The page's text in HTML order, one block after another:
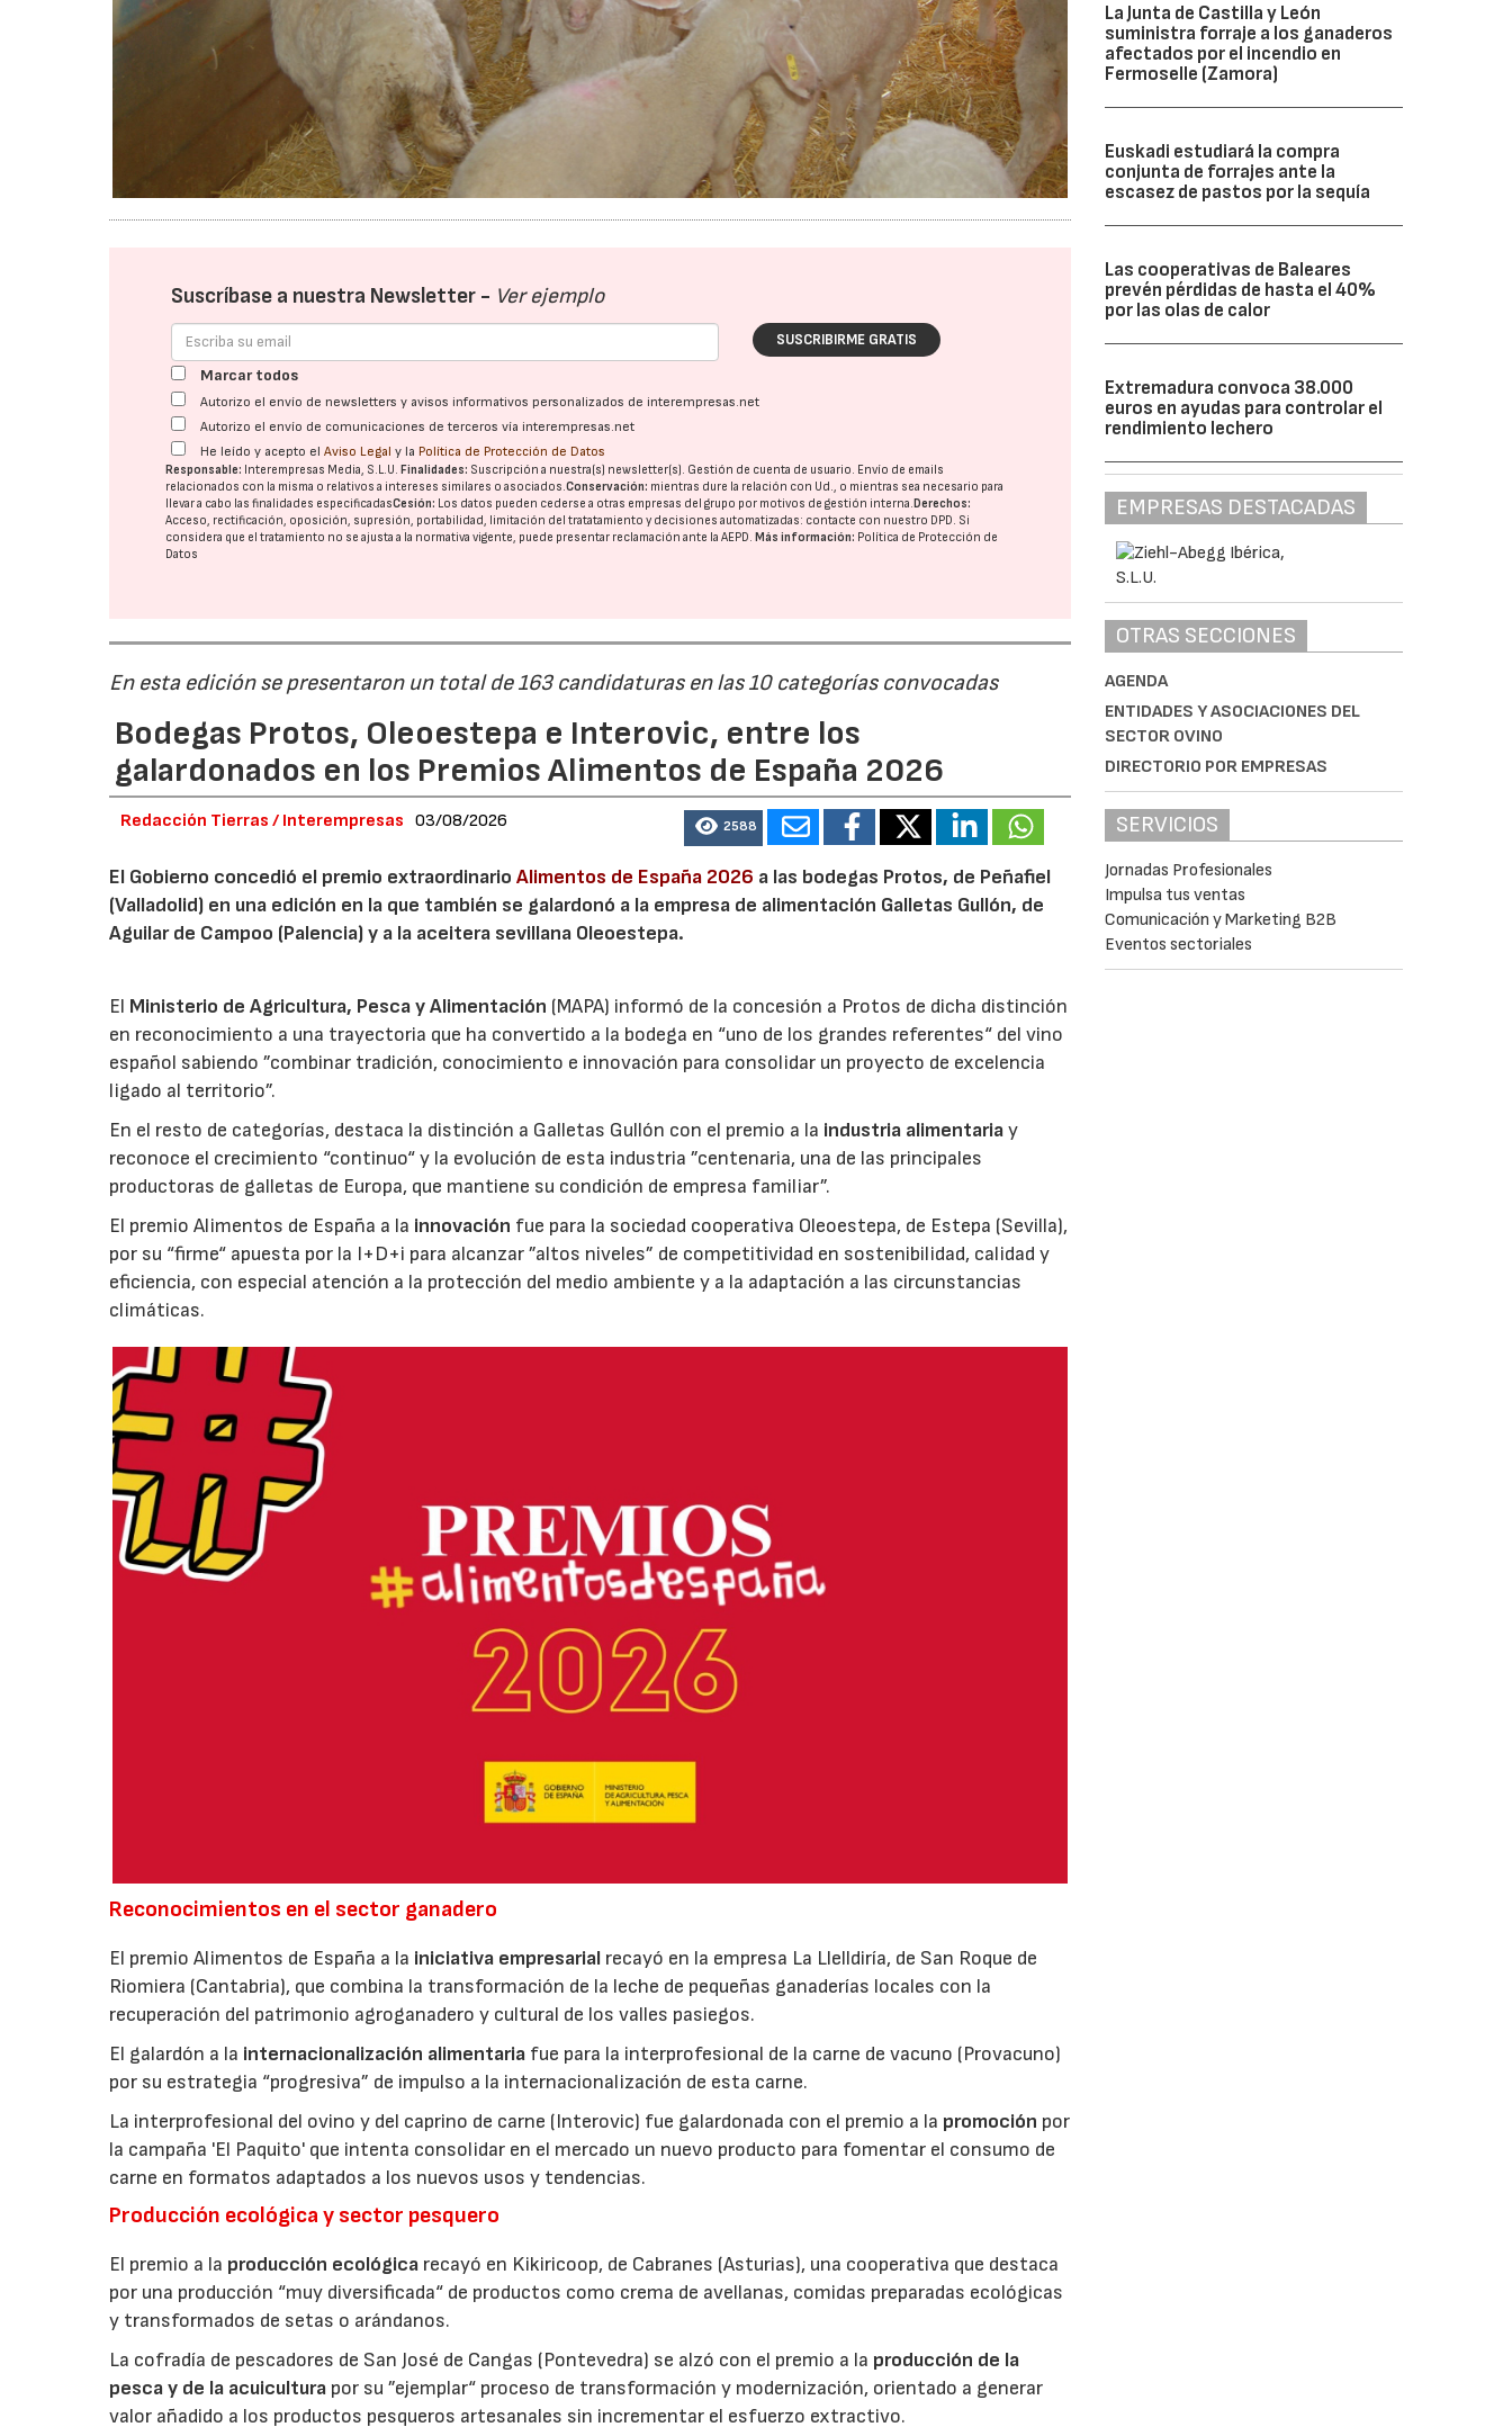
Suscríbase a nuestra Newsletter - Ver ejemplo
SUSCRIBIRME GRATIS
Marcar todos
Autorizo el envío de newsletters y avisos informativos personalizados de interempresas.net
Autorizo el envío de comunicaciones de terceros vía interempresas.net
He leído y acepto elAviso Legal y la Política de Protección de Datos
Responsable: Interempresas Media, S.L.U.Finalidades: Suscripción a nuestra(s) newsletter(s). Gestión de cuenta de usuario. Envío de emails
relacionados con la misma o relativos a intereses similares o asociados.Conservación: mientras dure la relación con Ud., o mientras sea necesario para
llevar a cabo las finalidades especificadasCesión: Los datos pueden cederse a otras empresas del grupo por motivos de gestión interna.Derechos:
Acceso, rectificación, oposición, supresión, portabilidad, limitación del tratatamiento y decisiones automatizadas: contacte con nuestro DPD. Si
considera que el tratamiento no se ajusta a la normativa vigente, puede presentar reclamación ante laAEPD.Más información: Política de Protección de
Datos
En esta edición se presentaron un total de 163 candidaturas en las 10 categorías convocadas
Bodegas Protos, Oleoestepa e Interovic, entre los
galardonados en los Premios Alimentos de España 2026
Redacción Tierras / Interempresas 03/08/2026 2588
El Gobierno concedió el premio extraordinarioAlimentos de España 2026 a las bodegas Protos, de Peñafiel
(Valladolid) en una edición en la que también se galardonó a la empresa de alimentación Galletas Gullón, de
Aguilar de Campoo (Palencia) y a la aceitera sevillana Oleoestepa.
El Ministerio de Agricultura, Pesca y Alimentación (MAPA) informó de la concesión a Protos de dicha distinción
en reconocimiento a una trayectoria que ha convertido a la bodega en “uno de los grandes referentes“ del vino
español sabiendo ”combinar tradición, conocimiento e innovación para consolidar un proyecto de excelencia
ligado al territorio”.
En el resto de categorías, destaca la distinción a Galletas Gullón con el premio a la industria alimentariay
reconoce el crecimiento “continuo“ y la evolución de esta industria ”centenaria, una de las principales
productoras de galletas de Europa, que mantiene su condición de empresa familiar”.
El premio Alimentos de España a la innovación fue para la sociedad cooperativa Oleoestepa, de Estepa (Sevilla),
por su “firme“ apuesta por la I+D+i para alcanzar ”altos niveles” de competitividad en sostenibilidad, calidad y
eficiencia, con especial atención a la protección del medio ambiente y a la adaptación a las circunstancias
climáticas.
Reconocimientos en el sector ganadero
El premio Alimentos de España a la iniciativa empresarial recayó en la empresa La Llelldiría, de San Roque de
Riomiera (Cantabria), que combina la transformación de la leche de pequeñas ganaderías locales con la
recuperación del patrimonio agroganadero y cultural de los valles pasiegos.
El galardón a la internacionalización alimentaria fue para la interprofesional de la carne de vacuno (Provacuno)
por su estrategia “progresiva” de impulso a la internacionalización de esta carne.
La interprofesional del ovino y del caprino de carne (Interovic) fue galardonada con el premio a la promoción por
la campaña 'El Paquito' que intenta consolidar en el mercado un nuevo producto para fomentar el consumo de
carne en formatos adaptados a los nuevos usos y tendencias.
Producción ecológica y sector pesquero
El premio a la producción ecológica recayó en Kikiricoop, de Cabranes (Asturias), una cooperativa que destaca
por una producción “muy diversificada“ de productos como crema de avellanas, comidas preparadas ecológicas
y transformados de setas o arándanos.
La cofradía de pescadores de San José de Cangas (Pontevedra) se alzó con el premio a la producción de la
pesca y de la acuicultura por su ”ejemplar“ proceso de transformación y modernización, orientado a generar
valor añadido a los productos pesqueros artesanales sin incrementar el esfuerzo extractivo.
La Junta de Castilla y León
suministra forraje a los ganaderos
afectados por el incendio en
Fermoselle (Zamora)
Euskadi estudiará la compra
conjunta de forrajes ante la
escasez de pastos por la sequía
Las cooperativas de Baleares
prevén pérdidas de hasta el 40%
por las olas de calor
Extremadura convoca 38.000
euros en ayudas para controlar el
rendimiento lechero
EMPRESAS DESTACADAS
OTRAS SECCIONES
AGENDA
ENTIDADES Y ASOCIACIONES DEL
SECTOR OVINO
DIRECTORIO POR EMPRESAS
SERVICIOS
Jornadas Profesionales
Impulsa tus ventas
Comunicación y Marketing B2B
Eventos sectoriales